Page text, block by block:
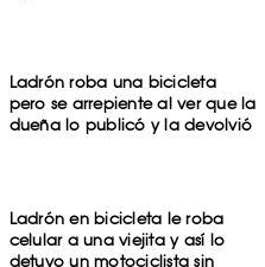
Ladrón roba una bicicleta
pero se arrepiente al ver que la
dueña lo publicó y la devolvió
Ladrón en bicicleta le roba
celular a una viejita y así lo
detuvo un motociclista sin